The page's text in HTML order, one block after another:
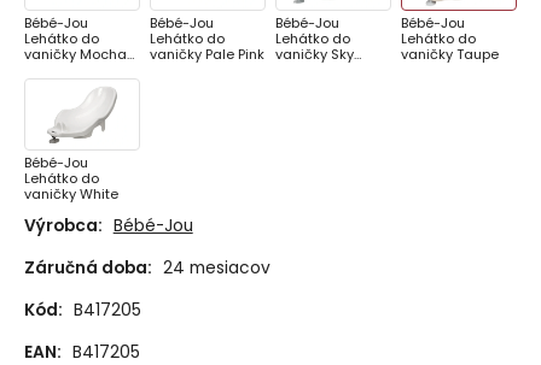
Bébé-Jou
Lehátko do
vaničky Mocha
Bébé-Jou
Lehátko do
vaničky Pale Pink
Bébé-Jou
Lehátko do
vaničky Sky
Bébé-Jou
Lehátko do
vaničky Taupe
Bébé-Jou
Lehátko do
vaničky White
Výrobca: Bébé-Jou
Záručná doba: 24 mesiacov
Kód: B417205
EAN: B417205